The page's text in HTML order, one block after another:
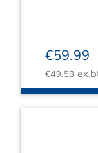
€59.99
€49.58